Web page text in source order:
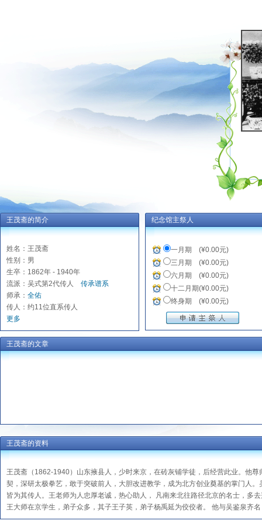
王茂斋的简介
姓名：王茂斋
性别：男
生卒：1862年 - 1940年
流派：吴式第2代传人 传承谱系
师承： 全佑
传人：约11位直系传人
更多
纪念馆主祭人
一月期 (¥0.00元)
三月期 (¥0.00元)
六月期 (¥0.00元)
十二月期(¥0.00元)
终身期 (¥0.00元)
王茂斋的文章
王茂斋的资料
王茂斋（1862-1940）山东掖县人，少时来京，在砖灰铺学徒，后经营此业。他
契，深研太极拳艺，敢于突破前人，大胆改进教学，成为北方创业奠基的掌门人
皆为其传人。王老师为人忠厚老诚，热心助人， 凡南来北往路径北京的名士，多
王大师在京学生，弟子众多，其子王子英，弟子杨禹延为佼佼者。 他与吴鉴泉齐名